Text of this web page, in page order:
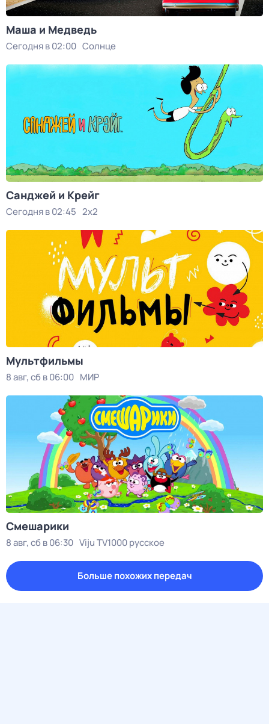
Маша и Медведь
Сегодня в 02:00 Солнце
Санджей и Крейг
Сегодня в 02:45 2x2
Мультфильмы
8 авг, сб в 06:00 МИР
Смешарики
8 авг, сб в 06:30 Viju TV1000 русское
Больше похожих передач